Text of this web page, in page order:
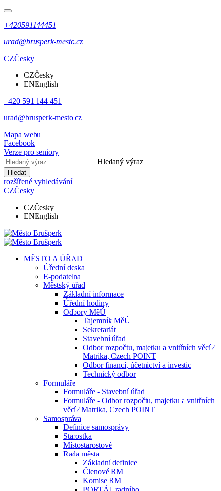
+420591144451
urad@brusperk-mesto.cz
CZČesky
CZČesky
ENEnglish
+420 591 144 451
urad@brusperk-mesto.cz
Mapa webu
Facebook
Verze pro seniory
Hledaný výraz
Hledat
rozšířené vyhledávání
CZČesky
CZČesky
ENEnglish
MĚSTO A ÚŘAD
Úřední deska
E-podatelna
Městský úřad
Základní informace
Úřední hodiny
Odbory MěÚ
Tajemník MěÚ
Sekretariát
Stavební úřad
Odbor rozpočtu, majetku a vnitřních věcí ⁄
Matrika, Czech POINT
Odbor financí, účetnictví a investic
Technický odbor
Formuláře
Formuláře - Stavební úřad
Formuláře - Odbor rozpočtu, majetku a vnitřních
věcí ⁄ Matrika, Czech POINT
Samospráva
Definice samosprávy
Starostka
Místostarostové
Rada města
Základní definice
Členové RM
Komise RM
PORTÁL radního